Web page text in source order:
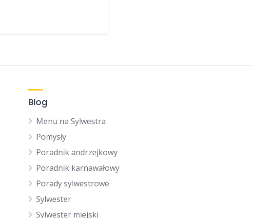
Blog
Menu na Sylwestra
Pomysły
Poradnik andrzejkowy
Poradnik karnawałowy
Porady sylwestrowe
Sylwester
Sylwester miejski